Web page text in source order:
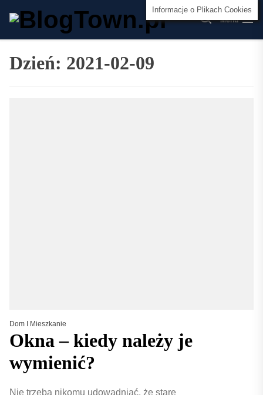
Menu
Dzień: 2021-02-09
Dom I Mieszkanie
Okna – kiedy należy je
wymienić?
Nie trzeba nikomu udowadniać, że stare
Informacje o Plikach Cookies